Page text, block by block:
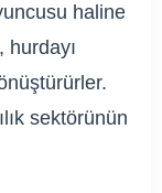
haline
sektörünün